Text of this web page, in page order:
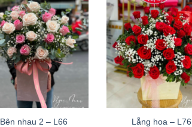
Bên nhau 2 – L66
Lẵng hoa – L76